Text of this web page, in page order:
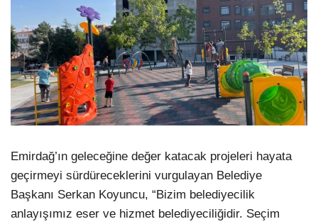
Emirdağ’ın geleceğine değer katacak projeleri hayata
geçirmeyi sürdüreceklerini vurgulayan Belediye
Başkanı Serkan Koyuncu, “Bizim belediyecilik
anlayışımız eser ve hizmet belediyeciliğidir. Seçim